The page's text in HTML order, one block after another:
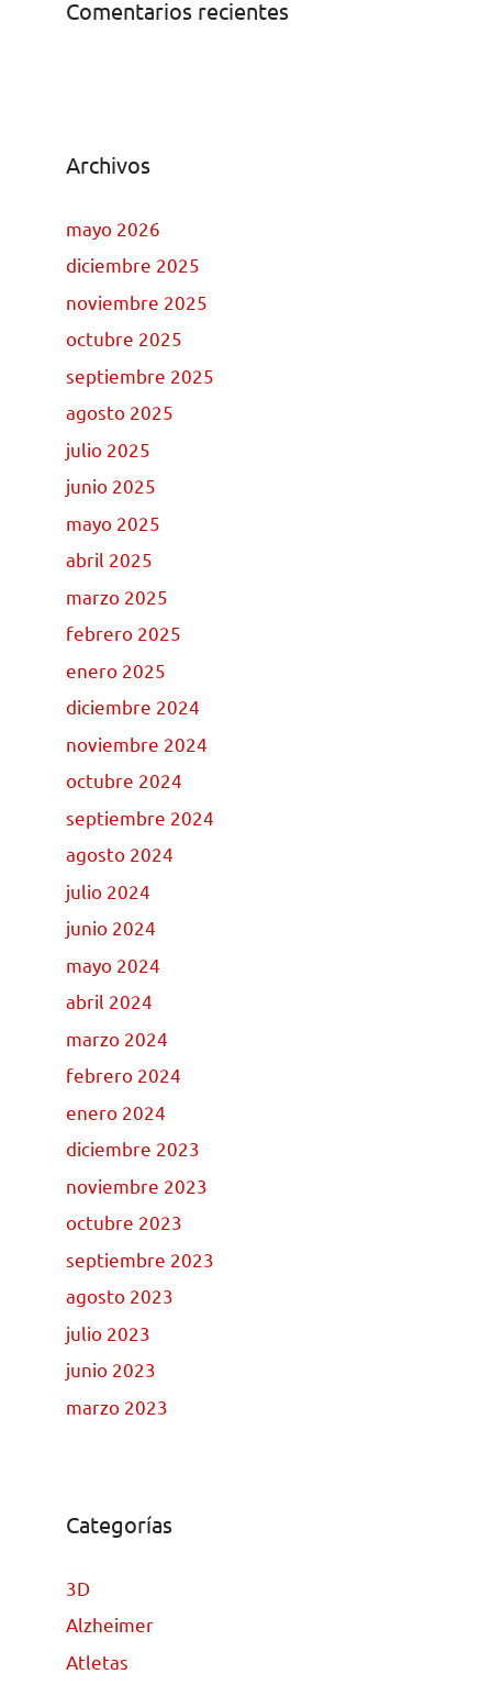
Comentarios recientes
Archivos
mayo 2026
diciembre 2025
noviembre 2025
octubre 2025
septiembre 2025
agosto 2025
julio 2025
junio 2025
mayo 2025
abril 2025
marzo 2025
febrero 2025
enero 2025
diciembre 2024
noviembre 2024
octubre 2024
septiembre 2024
agosto 2024
julio 2024
junio 2024
mayo 2024
abril 2024
marzo 2024
febrero 2024
enero 2024
diciembre 2023
noviembre 2023
octubre 2023
septiembre 2023
agosto 2023
julio 2023
junio 2023
marzo 2023
Categorías
3D
Alzheimer
Atletas